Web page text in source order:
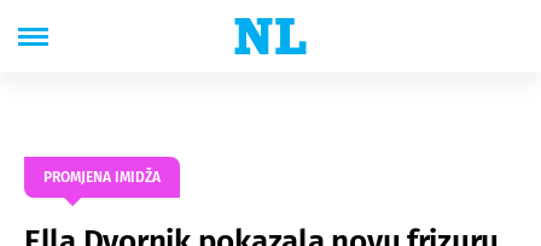
PROMJENA IMIDŽA